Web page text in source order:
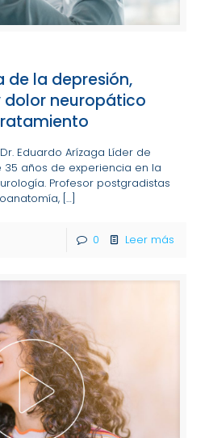
de la depresión,
neuropático
Eduardo Arízaga Líder de
años de experiencia en la
Profesor postgradistas
[…]
0 Leer más